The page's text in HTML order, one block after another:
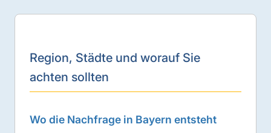
Region, Städte und worauf Sie
achten sollten
Wo die Nachfrage in Bayern entsteht